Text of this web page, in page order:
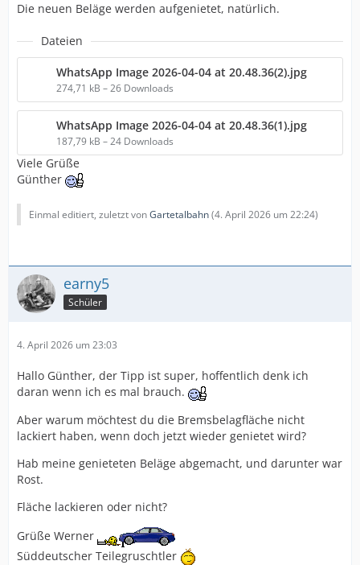
Die neuen Beläge werden aufgenietet, natürlich.
Dateien
WhatsApp Image 2026-04-04 at 20.48.36(2).jpg
274,71 kB – 26 Downloads
WhatsApp Image 2026-04-04 at 20.48.36(1).jpg
187,79 kB – 24 Downloads
Viele Grüße
Günther
Einmal editiert, zuletzt vonGartetalbahn(4. April 2026 um 22:24)
earny5
Schüler
4. April 2026 um 23:03
Hallo Günther, der Tipp ist super, hoffentlich denk ich
daran wenn ich es mal brauch.
Aber warum möchtest du die Bremsbelagfläche nicht
lackiert haben, wenn doch jetzt wieder genietet wird?
Hab meine genieteten Beläge abgemacht, und darunter war
Rost.
Fläche lackieren oder nicht?
Grüße Werner
Süddeutscher Teilegruschtler